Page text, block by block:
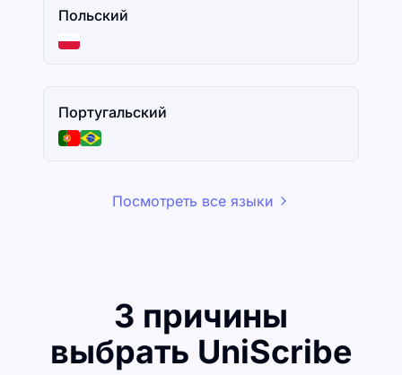
Польский
Португальский
Посмотреть все языки
3 причины
выбрать UniScribe